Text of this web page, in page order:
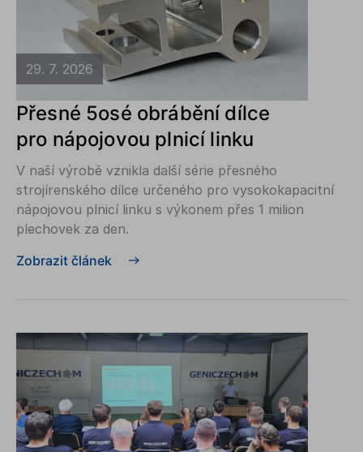
29. 7. 2026
Přesné 5osé obrábění dílce
pro nápojovou plnicí linku
V naší výrobě vznikla další série přesného
strojírenského dílce určeného pro vysokokapacitní
nápojovou plnicí linku s výkonem přes 1 milion
plechovek za den.
Zobrazit článek